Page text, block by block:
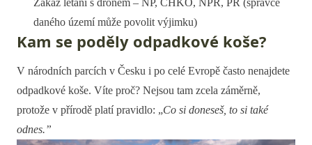
Zákaz létání s dronem – NP, CHKO, NPR, PR (správce
daného území může povolit výjimku)
Kam se poděly odpadkové koše?
V národních parcích v Česku i po celé Evropě často nenajdete
odpadkové koše. Víte proč? Nejsou tam zcela záměrně,
protože v přírodě platí pravidlo: „Co si doneseš, to si také
odnes.”